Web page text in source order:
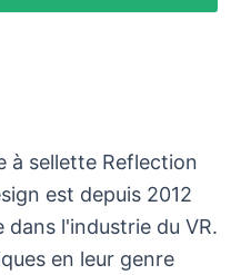
à sellette Reflection
est depuis 2012
l'industrie du VR.
en leur genre